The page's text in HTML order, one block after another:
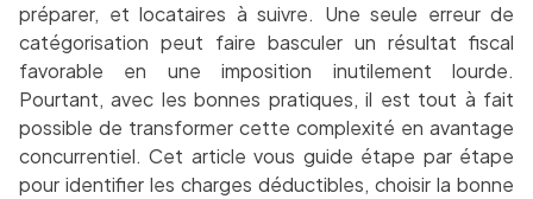
préparer, et locataires à suivre. Une seule erreur de
catégorisation peut faire basculer un résultat fiscal
favorable en une imposition inutilement lourde.
Pourtant, avec les bonnes pratiques, il est tout à fait
possible de transformer cette complexité en avantage
concurrentiel. Cet article vous guide étape par étape
pour identifier les charges déductibles, choisir la bonne